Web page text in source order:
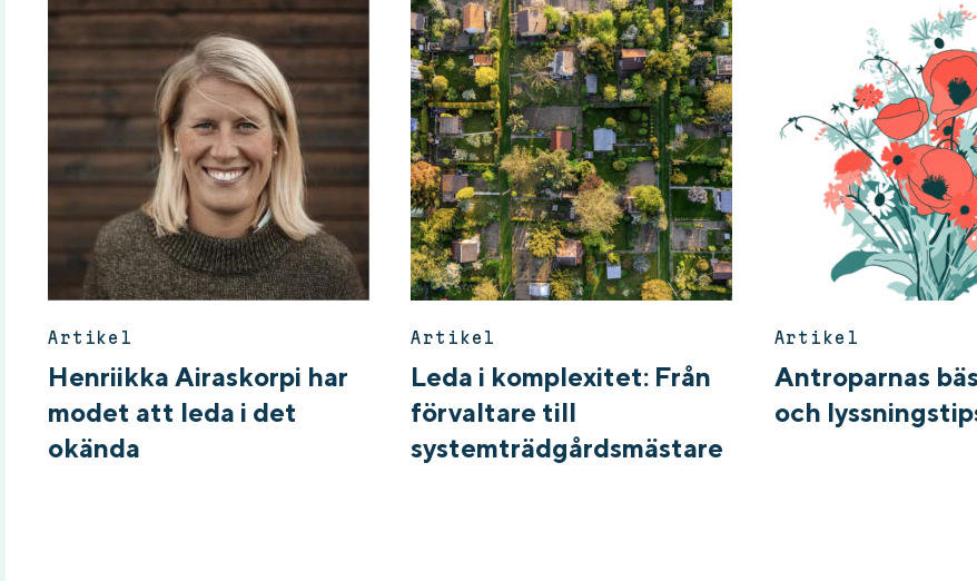
Artikel
Henriikka Airaskorpi har
modet att leda i det
okända
Artikel
Leda i komplexitet: Från
förvaltare till
systemträdgårdsmästare
Artikel
Antroparnas
och